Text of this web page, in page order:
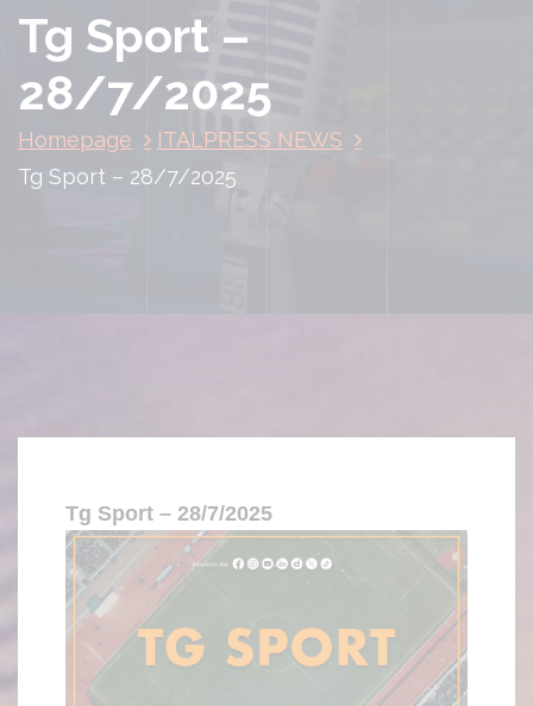
Tg Sport –
28/7/2025
Homepage
ITALPRESS NEWS
Tg Sport – 28/7/2025
Tg Sport – 28/7/2025